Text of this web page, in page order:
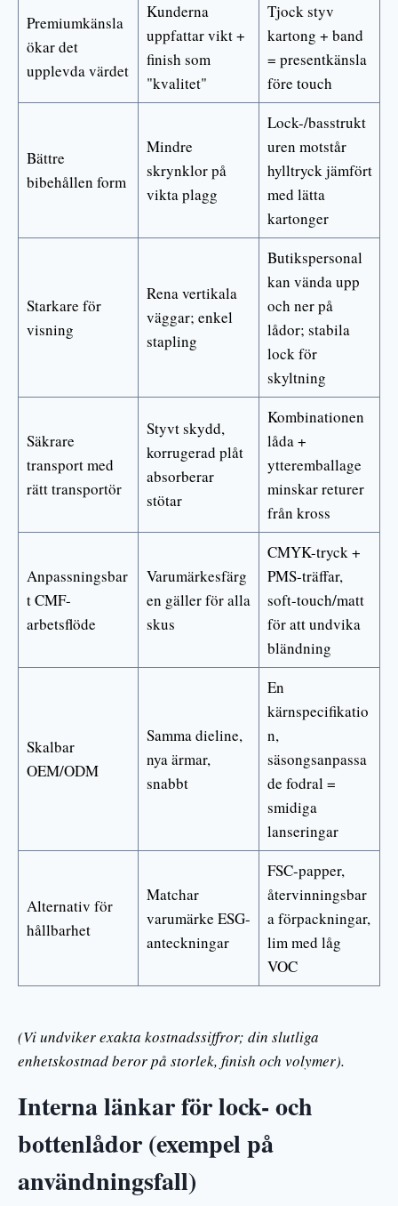
Premiumkänsla
ökar det
upplevda värdet
Kunderna
uppfattar vikt +
finish som
"kvalitet"
Tjock styv
kartong + band
= presentkänsla
före touch
Bättre
bibehållen form
Mindre
skrynklor på
vikta plagg
Lock-/basstrukt
uren motstår
hylltryck jämfört
med lätta
kartonger
Starkare för
visning
Rena vertikala
väggar; enkel
stapling
Butikspersonal
kan vända upp
och ner på
lådor; stabila
lock för
skyltning
Säkrare
transport med
rätt transportör
Styvt skydd,
korrugerad plåt
absorberar
stötar
Kombinationen
låda +
ytteremballage
minskar returer
från kross
Anpassningsbar
t CMF-
arbetsflöde
Varumärkesfärg
en gäller för alla
skus
CMYK-tryck +
PMS-träffar,
soft-touch/matt
för att undvika
bländning
Skalbar
OEM/ODM
Samma dieline,
nya ärmar,
snabbt
En
kärnspecifikatio
n,
säsongsanpassa
de fodral =
smidiga
lanseringar
Alternativ för
hållbarhet
Matchar
varumärke ESG-
anteckningar
FSC-papper,
återvinningsbar
a förpackningar,
lim med låg
VOC
(Vi undviker exakta kostnadssiffror; din slutliga
enhetskostnad beror på storlek, finish och volymer).
Interna länkar för lock- och
bottenlådor (exempel på
användningsfall)